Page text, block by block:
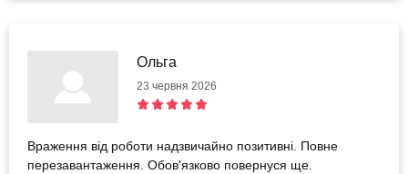
Ольга
23 червня 2026
Враження від роботи надзвичайно позитивні. Повне
перезавантаження. Обов'язково повернуся ще.